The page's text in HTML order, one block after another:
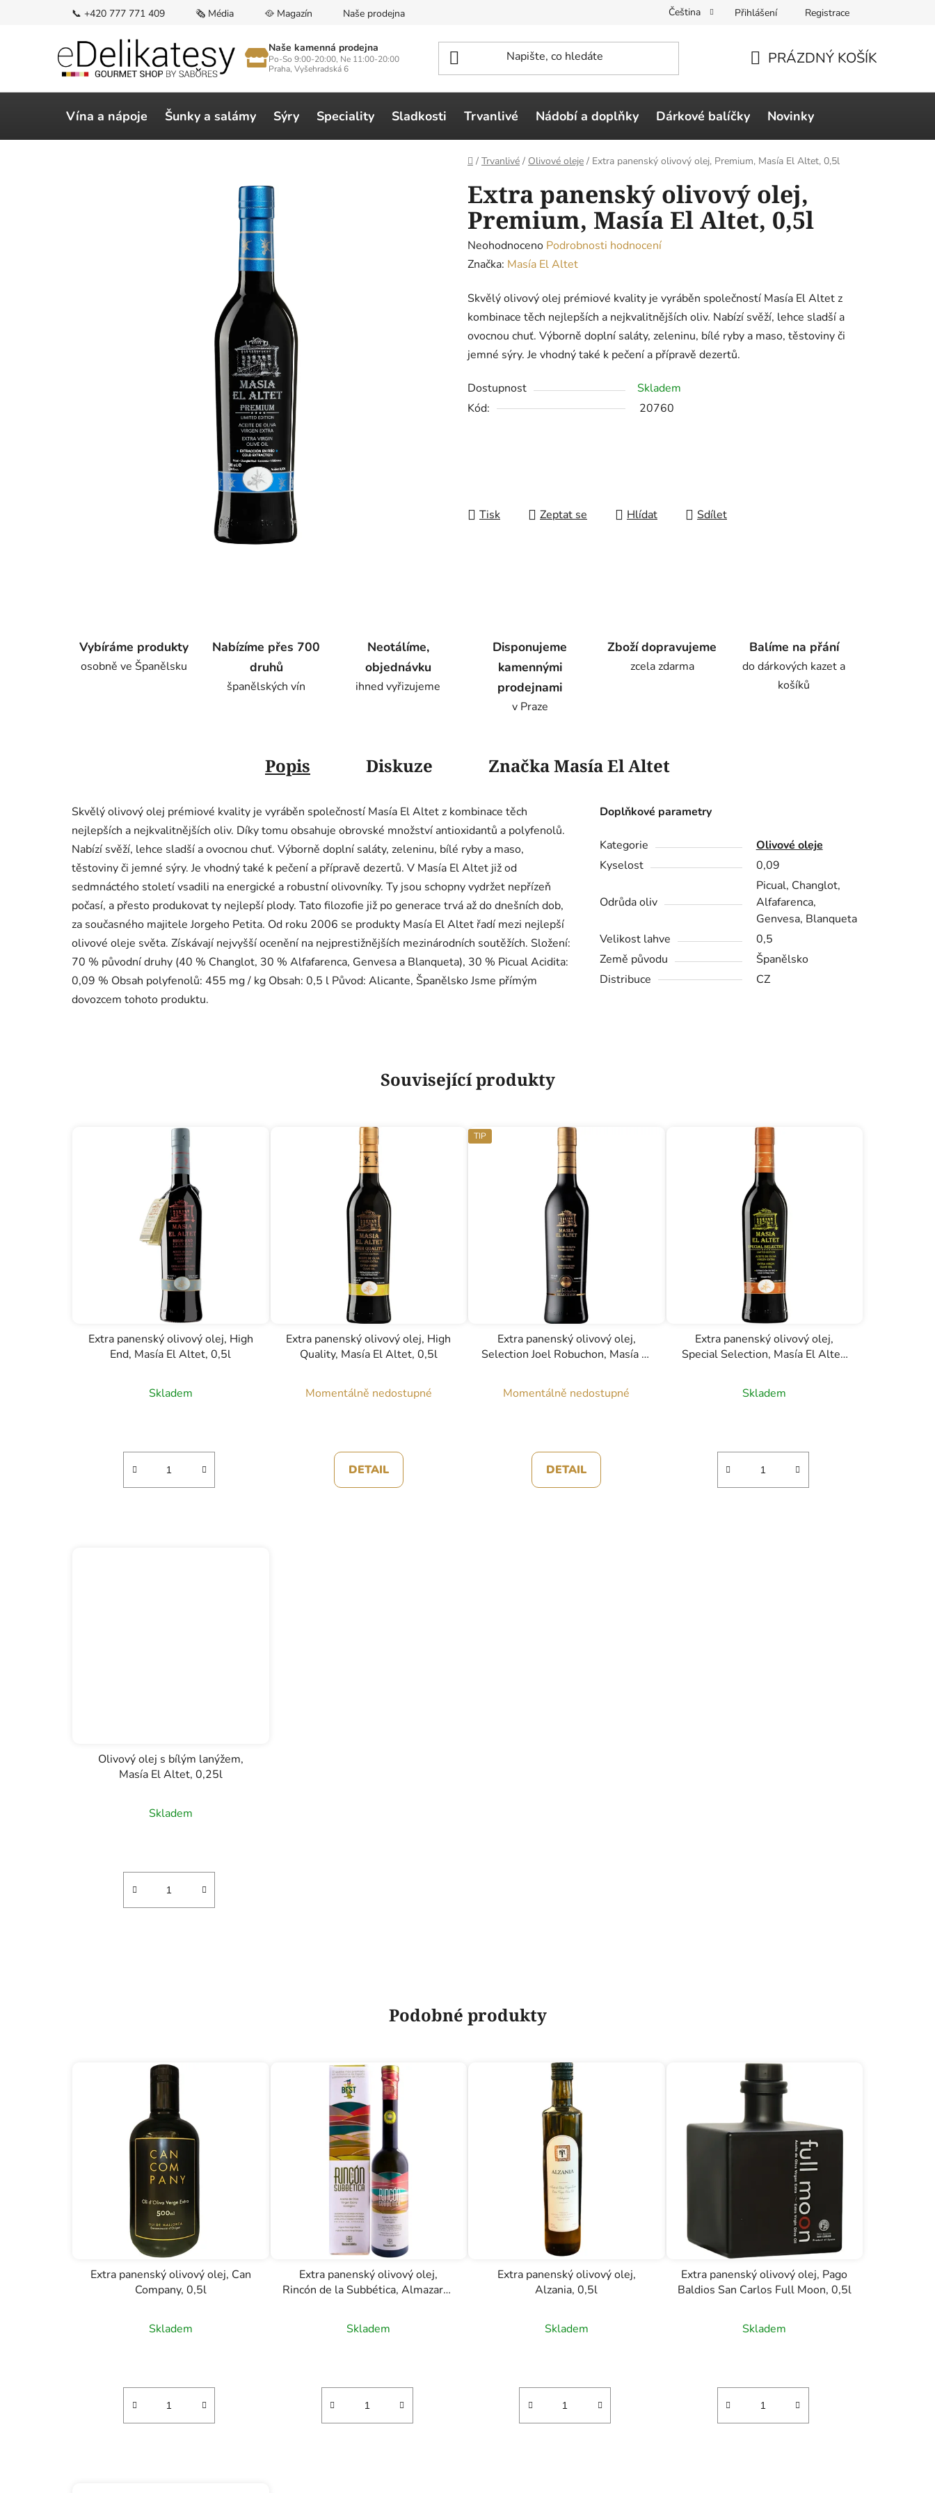
📞 +420 777 771 409 🗞️ Média 🥘 Magazín Naše prodejna Čeština Přihlášení Registrace
Naše kamenná prodejna
Po-So 9:00-20:00, Ne 11:00-20:00
Praha, Vyšehradská 6
KOŠÍK
PRÁZDNÝ KOŠÍK
Vína a nápoje Šunky a salámy Sýry Speciality Sladkosti Trvanlivé Nádobí a doplňky Dárkové balíčky Novinky
Domů
/ Trvanlivé / Olivové oleje / Extra panenský olivový olej, Premium, Masía El Altet, 0,5l
Extra panenský olivový olej,
Premium, Masía El Altet, 0,5l
Průměrné
hodnocení
je
0,0
z
5
Neohodnoceno Podrobnosti hodnocení
Značka: Masía El Altet
Skvělý olivový olej prémiové kvality je vyráběn společností Masía El Altet z
kombinace těch nejlepších a nejkvalitnějších oliv. Nabízí svěží, lehce sladší a
ovocnou chuť. Výborně doplní saláty, zeleninu, bílé ryby a maso, těstoviny či
jemné sýry. Je vhodný také k pečení a přípravě dezertů.
Dostupnost
Skladem
Kód:
20760
Tisk Zeptat se Hlídat Sdílet
Vybíráme produkty
osobně ve Španělsku
Nabízíme přes 700
druhů
španělských vín
Neotálíme,
objednávku
ihned vyřizujeme
Disponujeme
kamennými
prodejnami
v Praze
Zboží dopravujeme
zcela zdarma
Balíme na přání
do dárkových kazet a
košíků
Popis Diskuze ZnačkaMasía El Altet
Skvělý olivový olej prémiové kvality je vyráběn společností Masía El Altet z kombinace těch
nejlepších a nejkvalitnějších oliv. Díky tomu obsahuje obrovské množství antioxidantů a polyfenolů.
Nabízí svěží, lehce sladší a ovocnou chuť. Výborně doplní saláty, zeleninu, bílé ryby a maso,
těstoviny či jemné sýry. Je vhodný také k pečení a přípravě dezertů. V Masía El Altet již od
sedmnáctého století vsadili na energické a robustní olivovníky. Ty jsou schopny vydržet nepřízeň
počasí, a přesto produkovat ty nejlepší plody. Tato filozofie již po generace trvá až do dnešních dob,
za současného majitele Jorgeho Petita. Od roku 2006 se produkty Masía El Altet řadí mezi nejlepší
olivové oleje světa. Získávají nejvyšší ocenění na nejprestižnějších mezinárodních soutěžích. Složení:
70 % původní druhy (40 % Changlot, 30 % Alfafarenca, Genvesa a Blanqueta), 30 % Picual Acidita:
0,09 % Obsah polyfenolů: 455 mg / kg Obsah: 0,5 l Původ: Alicante, Španělsko Jsme přímým
dovozcem tohoto produktu.
Doplňkové parametry
Kategorie
Olivové oleje
Kyselost
0,09
Odrůda oliv
Picual, Changlot,
Alfafarenca,
Genvesa, Blanqueta
Velikost lahve
0,5
Země původu
Španělsko
Distribuce
CZ
Související produkty
Extra panenský olivový olej, High
End, Masía El Altet, 0,5l
Skladem
Extra panenský olivový olej, High
Quality, Masía El Altet, 0,5l
Momentálně nedostupné
DETAIL
TIP
Extra panenský olivový olej,
Selection Joel Robuchon, Masía El
Momentálně nedostupné
DETAIL
Extra panenský olivový olej,
Special Selection, Masía El Altet,
Skladem
Olivový olej s bílým lanýžem,
Masía El Altet, 0,25l
Skladem
Podobné produkty
Extra panenský olivový olej, Can
Company, 0,5l
Skladem
Extra panenský olivový olej,
Rincón de la Subbética, Almazaras
Skladem
Extra panenský olivový olej,
Alzania, 0,5l
Skladem
Extra panenský olivový olej, Pago
Baldios San Carlos Full Moon, 0,5l
Skladem